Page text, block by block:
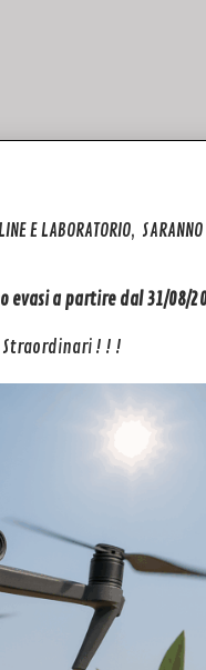
E LABORATORIO,
a partire dal 31/08/
Straordinari ! ! !